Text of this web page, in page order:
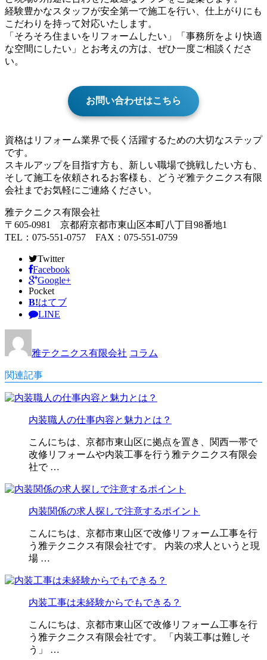
経験豊かなスタッフが安全第一で施工を行い、仕上がりにも
こだわりを持って対応いたします。
「そろそろ住まいをリフォームしたい」「事務所をより快適
な空間にしたい」とお考えの方は、ぜひ一度ご相談くださ
い。
お問い合わせはこちら
資格はリフォーム業界で長く活躍するための大切なステップ
です。
スキルアップを目指す方も、新しい職場で挑戦したい方も、
そして施工を依頼されるお客様も、どうぞ雅テクニクス有限
会社までお気軽にご連絡ください。
雅テクニクス有限会社
〒605-0981 京都府京都市東山区本町八丁目98番地1
TEL：075-551-0757 FAX：075-551-0759
Twitter
Facebook
Google+
Pocket
B!はてブ
LINE
雅テクニクス有限会社 コラム
関連記事
内装職人の仕事内容と魅力とは？
こんにちは、京都市東山区に拠点を置き、関西一帯で
改修リフォームや内装工事を行う雅テクニクス有限会
社で …
内装関係の求人探しで注意するポイント
こんにちは、京都市東山区で改修リフォーム工事を行
う雅テクニクス有限会社です。 内装の求人というと現
場 …
内装工事は未経験からでもできる？
こんにちは、京都市東山区で改修リフォーム工事を行
う雅テクニクス有限会社です。 「内装工事は難しそ
う」 …